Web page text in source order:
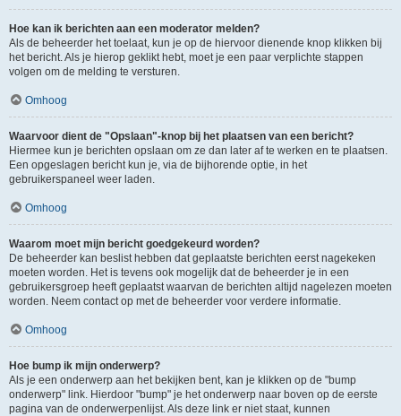
Hoe kan ik berichten aan een moderator melden?
Als de beheerder het toelaat, kun je op de hiervoor dienende knop klikken bij
het bericht. Als je hierop geklikt hebt, moet je een paar verplichte stappen
volgen om de melding te versturen.
Omhoog
Waarvoor dient de "Opslaan"-knop bij het plaatsen van een bericht?
Hiermee kun je berichten opslaan om ze dan later af te werken en te plaatsen.
Een opgeslagen bericht kun je, via de bijhorende optie, in het
gebruikerspaneel weer laden.
Omhoog
Waarom moet mijn bericht goedgekeurd worden?
De beheerder kan beslist hebben dat geplaatste berichten eerst nagekeken
moeten worden. Het is tevens ook mogelijk dat de beheerder je in een
gebruikersgroep heeft geplaatst waarvan de berichten altijd nagelezen moeten
worden. Neem contact op met de beheerder voor verdere informatie.
Omhoog
Hoe bump ik mijn onderwerp?
Als je een onderwerp aan het bekijken bent, kan je klikken op de "bump
onderwerp" link. Hierdoor "bump" je het onderwerp naar boven op de eerste
pagina van de onderwerpenlijst. Als deze link er niet staat, kunnen